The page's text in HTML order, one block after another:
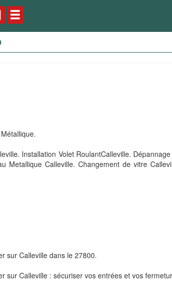
Installation Volet RoulantCalleville.
Metallique Calleville. Changement de vitre
sur Calleville dans le 27800.
sur Calleville : sécuriser vos entrées et vos